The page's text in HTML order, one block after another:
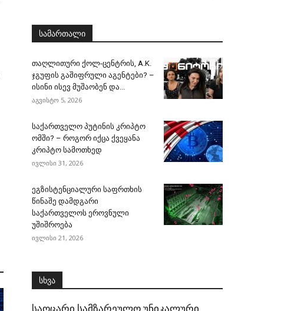
სამართალი
თაღლითური ქოლ-ცენტრის, A.K.
ჯგუფის გაშიფრული აგენტები? –
ისინი ისევ მუშაობენ და...
აგვისტო 5, 2026
საქართველო პუტინის კრიპტო
ომში? – როგორ იქცა ქვეყანა
კრიპტო სამოთხედ
ივლისი 31, 2026
ეგზისტენციალური საფრთხის
წინაშე დამდგარი
საქართველოს ეროვნული
უშიშროება
ივლისი 21, 2026
სხვა